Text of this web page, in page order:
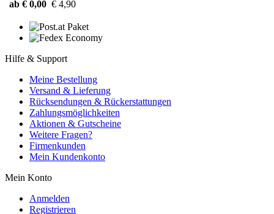
ab € 0,00 € 4,90
Hilfe & Support
Meine Bestellung
Versand & Lieferung
Rücksendungen & Rückerstattungen
Zahlungsmöglichkeiten
Aktionen & Gutscheine
Weitere Fragen?
Firmenkunden
Mein Kundenkonto
Mein Konto
Anmelden
Registrieren